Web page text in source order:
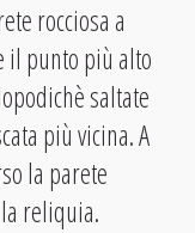
rocciosa a
il punto più alto
saltate
più vicina. A
la parete
reliquia.